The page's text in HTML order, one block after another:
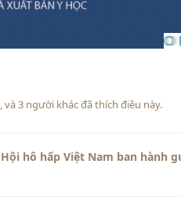
, và3 người khácđã thích điều này.
Hội hô hấp Việt Nam ban hành